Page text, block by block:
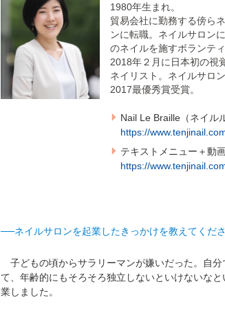
1980年生まれ。
貿易会社に勤務する傍ら
ンに転職。ネイルサロン
のネイルを施すボランテ
2018年２月に日本初の視
ネイリスト。ネイルサロ
2017最優秀賞受賞。
Nail Le Braille（ネイル
https://
テキストメニュー＋動
https://
──ネイルサロンを起業したきっかけを教えてくださ
子どもの頃からサラリーマンが嫌いだった。自
て、年齢的にもそろそろ独立しないといけないな
業しました。